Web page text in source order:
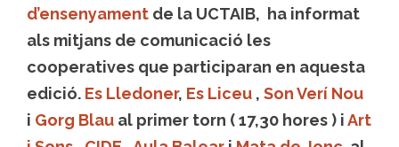
d’ensenyament de la UCTAIB, ha informat
als mitjans de comunicació les
cooperatives que participaran en aquesta
edició. Es Lledoner, Es Liceu , Son Verí Nou
i Gorg Blau al primer torn ( 17,30 hores ) iArt